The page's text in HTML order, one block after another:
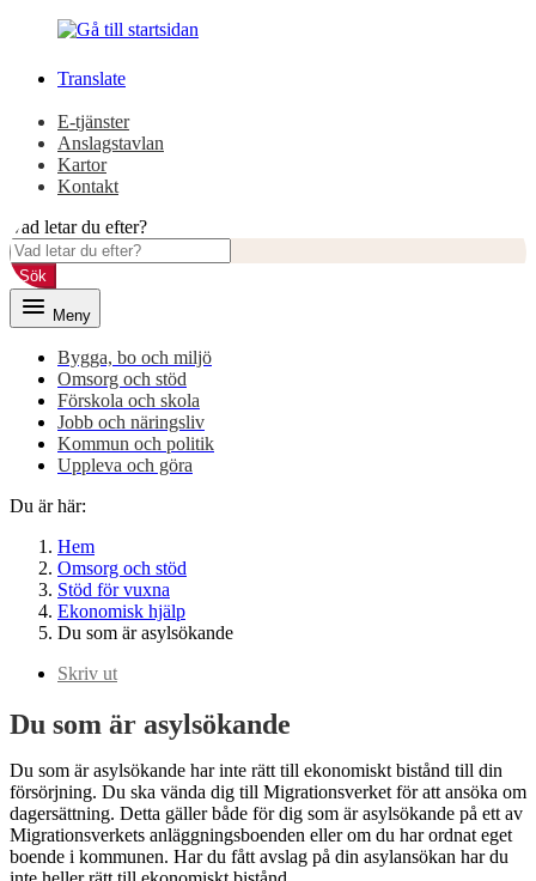
innehåll
huvudmeny
Translate
E-tjänster
Anslagstavlan
Kartor
Kontakt
Vad letar du efter?
Sök
Meny
Bygga, bo och miljö
Omsorg och stöd
Förskola och skola
Jobb och näringsliv
Kommun och politik
Uppleva och göra
Du är här:
Hem
Omsorg och stöd
Stöd för vuxna
Ekonomisk hjälp
Du som är asylsökande
Skriv ut
Du som är asylsökande
Du som är asylsökande har inte rätt till ekonomiskt bistånd till din
försörjning. Du ska vända dig till Migrationsverket för att ansöka om
dagersättning. Detta gäller både för dig som är asylsökande på ett av
Migrationsverkets anläggningsboenden eller om du har ordnat eget
boende i kommunen. Har du fått avslag på din asylansökan har du